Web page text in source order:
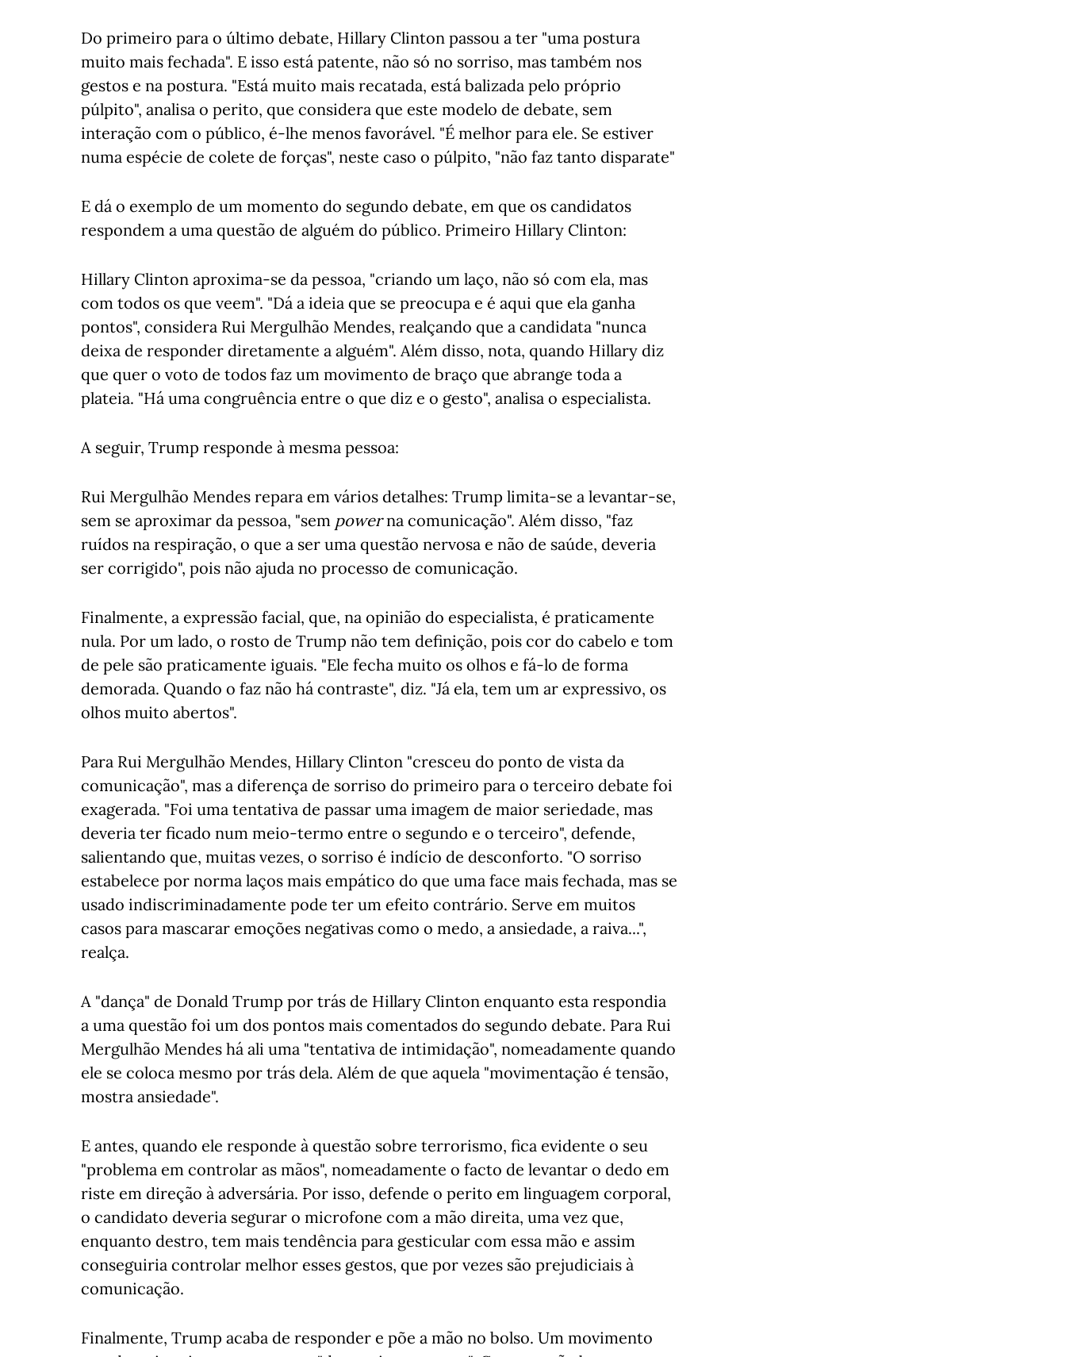
Do primeiro para o último debate, Hillary Clinton passou a ter "uma postura
muito mais fechada". E isso está patente, não só no sorriso, mas também nos
gestos e na postura. "Está muito mais recatada, está balizada pelo próprio
púlpito", analisa o perito, que considera que este modelo de debate, sem
interação com o público, é-lhe menos favorável. "É melhor para ele. Se estiver
numa espécie de colete de forças", neste caso o púlpito, "não faz tanto disparate"
E dá o exemplo de um momento do segundo debate, em que os candidatos
respondem a uma questão de alguém do público. Primeiro Hillary Clinton:
Hillary Clinton aproxima-se da pessoa, "criando um laço, não só com ela, mas
com todos os que veem". "Dá a ideia que se preocupa e é aqui que ela ganha
pontos", considera Rui Mergulhão Mendes, realçando que a candidata "nunca
deixa de responder diretamente a alguém". Além disso, nota, quando Hillary diz
que quer o voto de todos faz um movimento de braço que abrange toda a
plateia. "Há uma congruência entre o que diz e o gesto", analisa o especialista.
A seguir, Trump responde à mesma pessoa:
Rui Mergulhão Mendes repara em vários detalhes: Trump limita-se a levantar-se,
sem se aproximar da pessoa, "sem powerna comunicação". Além disso, "faz
ruídos na respiração, o que a ser uma questão nervosa e não de saúde, deveria
ser corrigido", pois não ajuda no processo de comunicação.
Finalmente, a expressão facial, que, na opinião do especialista, é praticamente
nula. Por um lado, o rosto de Trump não tem definição, pois cor do cabelo e tom
de pele são praticamente iguais. "Ele fecha muito os olhos e fá-lo de forma
demorada. Quando o faz não há contraste", diz. "Já ela, tem um ar expressivo, os
olhos muito abertos".
Para Rui Mergulhão Mendes, Hillary Clinton "cresceu do ponto de vista da
comunicação", mas a diferença de sorriso do primeiro para o terceiro debate foi
exagerada. "Foi uma tentativa de passar uma imagem de maior seriedade, mas
deveria ter ficado num meio-termo entre o segundo e o terceiro", defende,
salientando que, muitas vezes, o sorriso é indício de desconforto. "O sorriso
estabelece por norma laços mais empático do que uma face mais fechada, mas se
usado indiscriminadamente pode ter um efeito contrário. Serve em muitos
casos para mascarar emoções negativas como o medo, a ansiedade, a raiva...",
realça.
A "dança" de Donald Trump por trás de Hillary Clinton enquanto esta respondia
a uma questão foi um dos pontos mais comentados do segundo debate. Para Rui
Mergulhão Mendes há ali uma "tentativa de intimidação", nomeadamente quando
ele se coloca mesmo por trás dela. Além de que aquela "movimentação é tensão,
mostra ansiedade".
E antes, quando ele responde à questão sobre terrorismo, fica evidente o seu
"problema em controlar as mãos", nomeadamente o facto de levantar o dedo em
riste em direção à adversária. Por isso, defende o perito em linguagem corporal,
o candidato deveria segurar o microfone com a mão direita, uma vez que,
enquanto destro, tem mais tendência para gesticular com essa mão e assim
conseguiria controlar melhor esses gestos, que por vezes são prejudiciais à
comunicação.
Finalmente, Trump acaba de responder e põe a mão no bolso. Um movimento